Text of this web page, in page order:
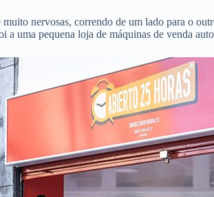
nervosas, correndo de um lado para o
uma pequena loja de máquinas de venda